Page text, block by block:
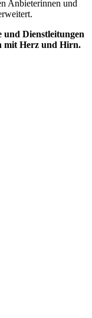
Anbieterinnen und
Dienstleitungen
mit Herz und Hirn.